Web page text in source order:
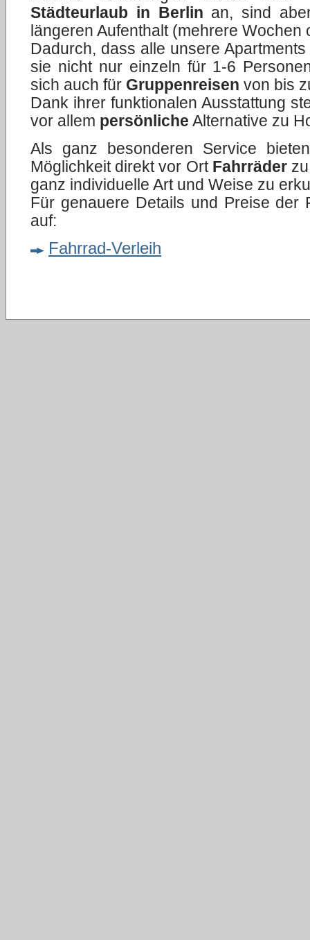
Städteurlaub in Berlin an, sind
längeren Aufenthalt (mehrere
Dadurch, dass alle unsere
sie nicht nur einzeln für 1-6
sich auch für Gruppenreisen von bis
Dank ihrer funktionalen Ausstattung
vor allem persönliche Alternative zu
Als ganz besonderen Service
Möglichkeit direkt vor Ort Fahrräderzu
ganz individuelle Art und Weise zu
Für genauere Details und Preise der
auf:
Fahrrad-Verleih